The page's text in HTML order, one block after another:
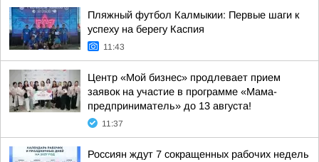
Пляжный футбол Калмыкии: Первые шаги к
успеху на берегу Каспия
11:43
Центр «Мой бизнес» продлевает прием
заявок на участие в программе «Мама-
предприниматель» до 13 августа!
11:37
Россиян ждут 7 сокращенных рабочих недель